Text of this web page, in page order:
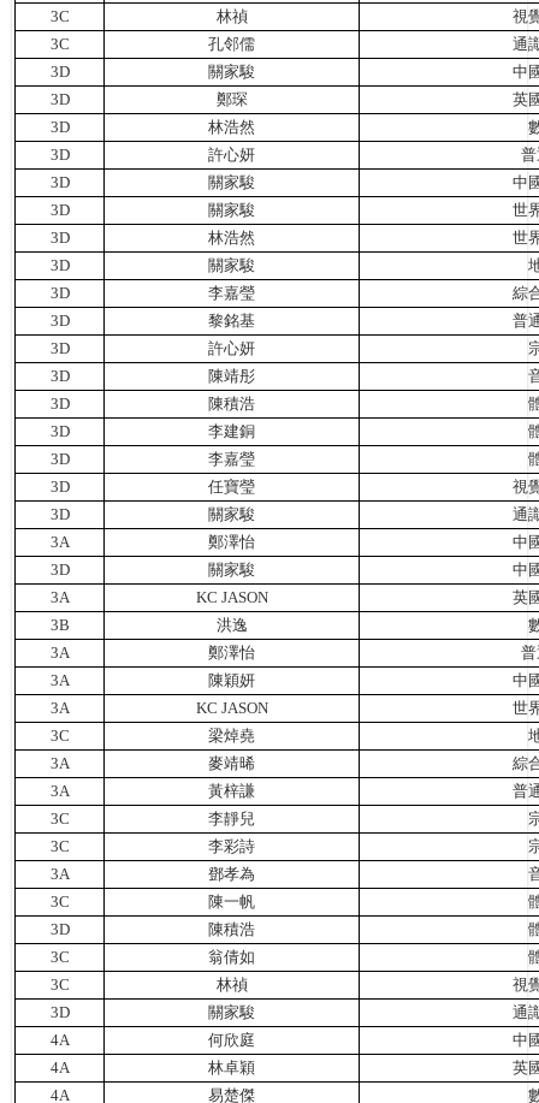
3C
林禎
視
3C
孔邻儒
通
3D
關家駿
中
3D
鄭琛
英
3D
林浩然
3D
許心妍
3D
關家駿
中
3D
關家駿
世
3D
林浩然
世
3D
關家駿
3D
李嘉瑩
綜
3D
黎銘基
普
3D
許心妍
3D
陳靖彤
3D
陳積浩
3D
李建銅
3D
李嘉瑩
3D
任寶瑩
視
3D
關家駿
通
3A
鄭澤怡
中
3D
關家駿
中
3A
KC JASON
英
3B
洪逸
3A
鄭澤怡
3A
陳穎妍
中
3A
KC JASON
世
3C
梁焯堯
3A
麥靖晞
綜
3A
黃梓謙
普
3C
李靜兒
3C
李彩詩
3A
鄧孝為
3C
陳一帆
3D
陳積浩
3C
翁倩如
3C
林禎
視
3D
關家駿
通
4A
何欣庭
中
4A
林卓穎
英
4A
易楚傑